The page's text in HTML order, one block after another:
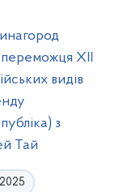
XІI
видів
з
Тай